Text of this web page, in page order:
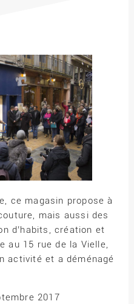
ce magasin propose à
mais aussi des
d’habits, création et
au 15 rue de la Vielle,
activité et a déménagé
2017